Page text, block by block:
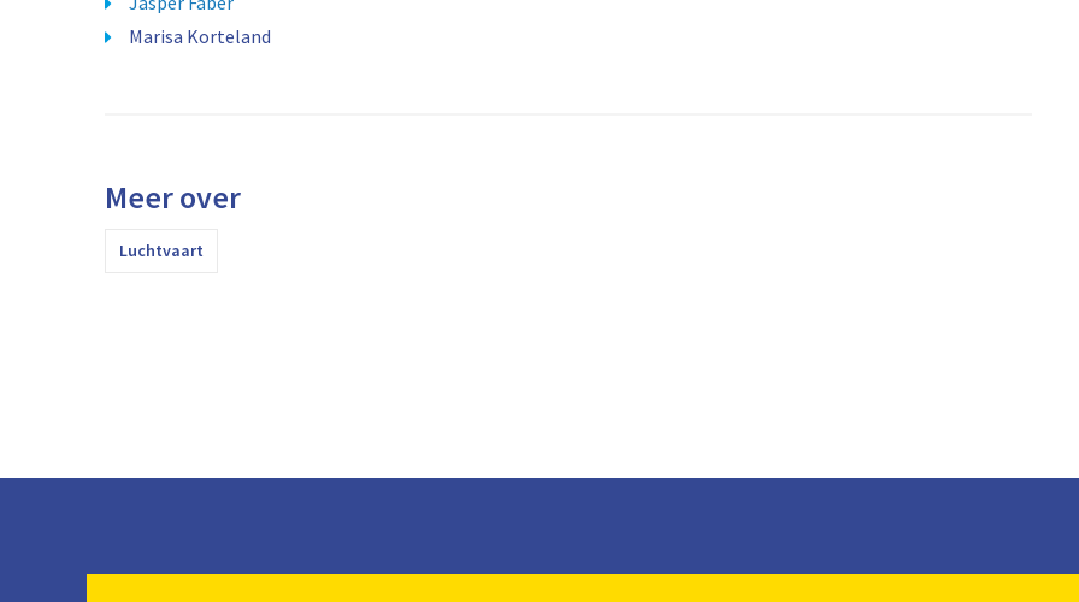
Marisa Korteland
Meer over
Luchtvaart